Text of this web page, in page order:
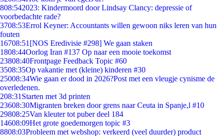
808:542023: Kindermoord door Lindsay Clancy: depressie of
voorbedachte rade?
3708:53Errol Keyner: Accountants willen gewoon niks leren van hun
fouten
16708:51 [NOS Eredivisie #298] We gaan staken
1808:44Oorlog Iran #137 Op naar een mooie toekomst
23808:40Frontpage Feedback Topic #60
3508:35Op vakantie met (kleine) kinderen #30
25008:34Wie gaan er dood in 2026?Post met een vleugje cynisme de
overledenen.
208:31 Starten met 3d printen
23608:30Migranten breken door grens naar Ceuta in Spanje,l #10
29808:25Van kleuter tot puber deel 184
14608:09Het grote goedemorgen topic #3
8808:03Probleem met webshop: verkeerd (veel duurder) product